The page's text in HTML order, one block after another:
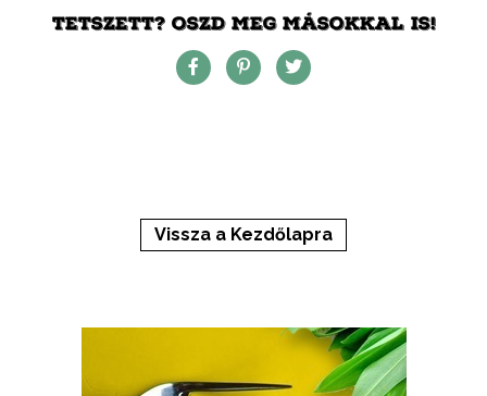
TETSZETT? OSZD MEG MÁSOKKAL IS!
Vissza a Kezdőlapra